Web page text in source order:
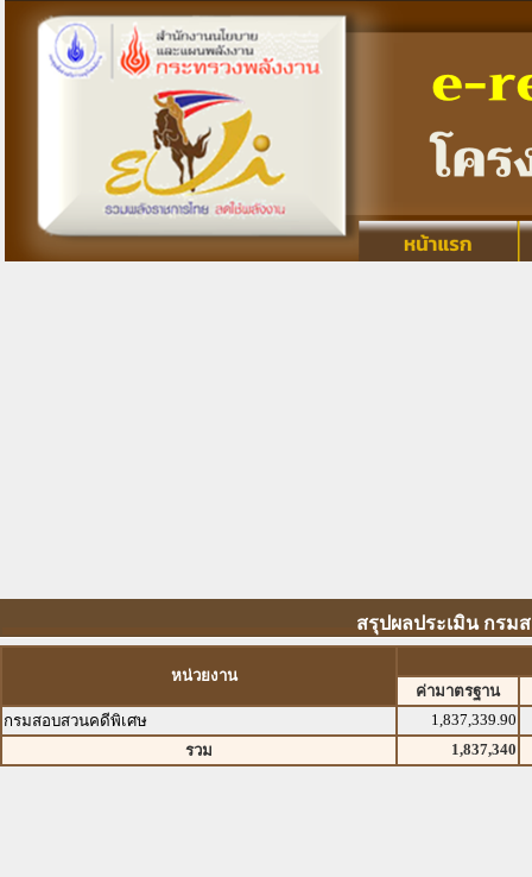
สรุปผลประเมิน กรม
หน่วยงาน
ค่ามาตรฐาน
กรมสอบสวนคดีพิเศษ
1,837,339.90
รวม
1,837,340